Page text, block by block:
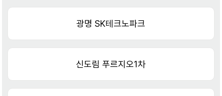
광명 SK테크노파크
신도림 푸르지오1차